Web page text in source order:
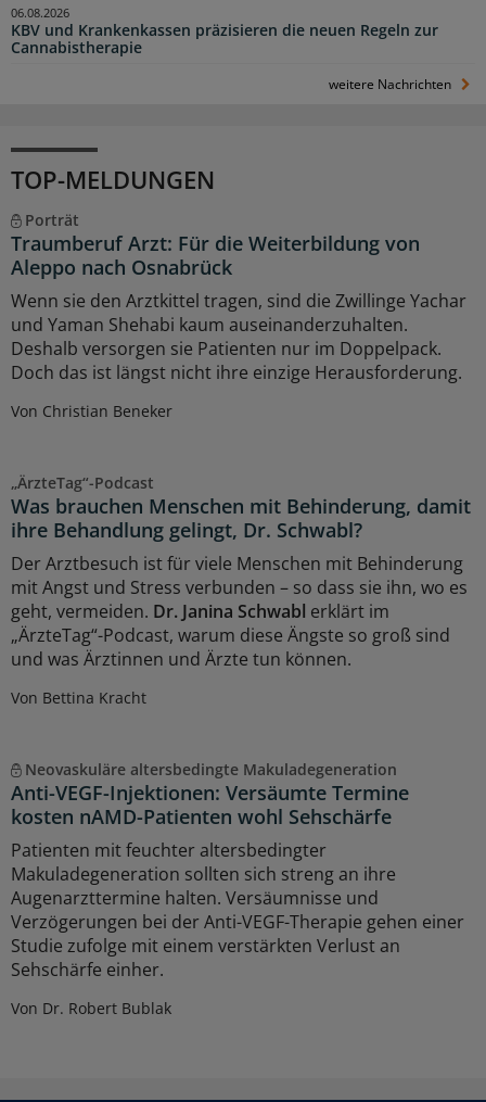
KBV und Krankenkassen präzisieren die neuen Regeln zur
Cannabistherapie
06.08.2026
weitere Nachrichten
TOP-MELDUNGEN
Porträt
Traumberuf Arzt: Für die Weiterbildung von
Aleppo nach Osnabrück
Wenn sie den Arztkittel tragen, sind die Zwillinge Yachar
und Yaman Shehabi kaum auseinanderzuhalten.
Deshalb versorgen sie Patienten nur im Doppelpack.
Doch das ist längst nicht ihre einzige Herausforderung.
Von Christian Beneker
„ÄrzteTag“-Podcast
Was brauchen Menschen mit Behinderung, damit
ihre Behandlung gelingt, Dr. Schwabl?
Der Arztbesuch ist für viele Menschen mit Behinderung
mit Angst und Stress verbunden – so dass sie ihn, wo es
geht, vermeiden. Dr. Janina Schwabl erklärt im
„ÄrzteTag“-Podcast, warum diese Ängste so groß sind
und was Ärztinnen und Ärzte tun können.
Von Bettina Kracht
Neovaskuläre altersbedingte Makuladegeneration
Anti-VEGF-Injektionen: Versäumte Termine
kosten nAMD-Patienten wohl Sehschärfe
Patienten mit feuchter altersbedingter
Makuladegeneration sollten sich streng an ihre
Augenarzttermine halten. Versäumnisse und
Verzögerungen bei der Anti-VEGF-Therapie gehen einer
Studie zufolge mit einem verstärkten Verlust an
Sehschärfe einher.
Von Dr. Robert Bublak